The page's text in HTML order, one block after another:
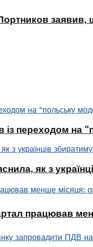
переходом на
як з
працював